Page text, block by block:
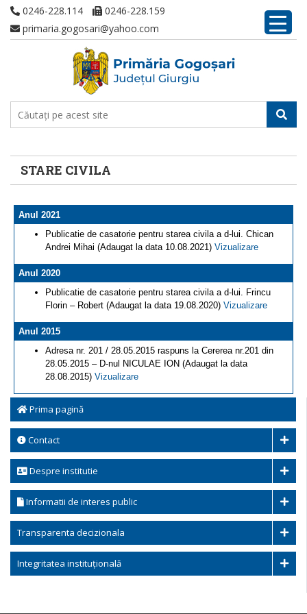
0246-228.114
0246-228.159
primaria.gogosari@yahoo.com
STARE CIVILA
Prima pagină
Contact
Despre institutie
Informatii de interes public
Transparenta decizionala
Integritatea instituțională
Anul 2021
Publicatie de casatorie pentru starea civila a d-lui. Chican
Andrei Mihai (Adaugat la data 10.08.2021) Vizualizare
Anul 2020
Publicatie de casatorie pentru starea civila a d-lui. Frincu
Florin – Robert (Adaugat la data 19.08.2020) Vizualizare
Anul 2015
Adresa nr. 201 / 28.05.2015 raspuns la Cererea nr.201 din
28.05.2015 – D-nul NICULAE ION (Adaugat la data
28.08.2015) Vizualizare